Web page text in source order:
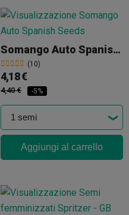
Somango Auto Spanish Seeds
(10)
4,18 €
4,40 € -5%
Aggiungi al carrello